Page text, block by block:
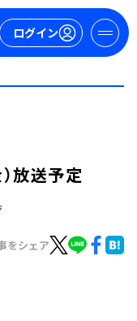
ログイン
放送予定
をシェア